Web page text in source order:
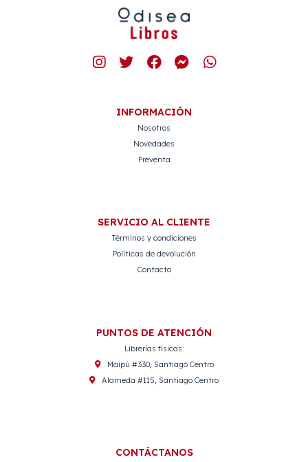
INFORMACIÓN
Nosotros
Novedades
Preventa
SERVICIO AL CLIENTE
Términos y condiciones
Políticas de devolución
Contacto
PUNTOS DE ATENCIÓN
Librerías físicas:
Maipú #330, Santiago Centro
Alameda #115, Santiago Centro
CONTÁCTANOS